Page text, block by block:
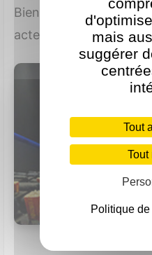
Bienvenue dans la
acteurs Dwaynemais
suggérer
Tout
Tout
Politique